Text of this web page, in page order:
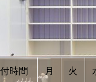
● ● ● ●